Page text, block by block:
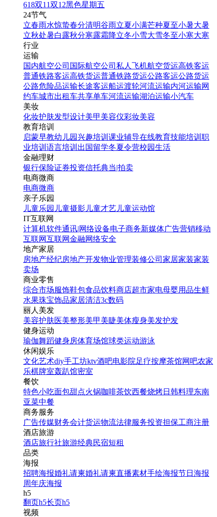
618双11双12黑色星期五
24节气
立春雨水惊蛰春分清明谷雨立夏小满芒种夏至小暑大暑
立秋处暑白露秋分寒露霜降立冬小雪大雪冬至小寒大寒
行业
运输
国内航空公司 国际航空公司 私人飞机航空货运高铁客运
普通铁路客运高铁货运普通铁路货运公路客运公路货运
公路危险品运输长途客运船运渡轮河流运输内河运输网
约车城市出租车共享单车河流运输湖泊运输小汽车
美妆
化妆护肤发型设计美甲 美容仪彩妆美容
教育培训
启蒙早教幼儿园 兴趣培训 课业辅导在线教育技能培训 职
业培训 语言培训 出国留学冬夏令营校园生活
金融理财
银行保险证券投资信托典当|拍卖
电商微商
电商微商
亲子乐园
儿童乐园 儿童摄影 儿童才艺 儿童运动馆
IT互联网
计算机软件通讯|网络设备电子商务新媒体广告营销移动
互联网互联网金融网络安全
地产家居
房地产经纪房地产开发物业管理装修公司 家居家装家装
卖场
商业零售
综合市场服饰鞋包食品饮料商店超市家电母婴用品生鲜
水果珠宝饰品家居清洁3c数码
丽人美发
美容护肤医美整形美甲美睫美体瘦身美发护发
健身运动
瑜伽舞蹈健身房体育场馆球类运动游泳
休闲娱乐
文化艺术diy手工坊ktv酒吧电影院足疗按摩茶馆网吧农家
乐棋牌室轰趴馆密室
餐饮
特色小吃面包甜点火锅咖啡茶饮西餐烧烤日韩料理东南
亚菜中餐
商务服务
广告传媒财务会计货运物流法律服务投资担保工商注册
酒店旅游
酒店旅行社旅游经典民宿短租
品类
海报
招聘海报婚礼请柬婚礼请柬直播素材手绘海报节日海报
周年庆海报
h5
翻页h5长页h5
视频